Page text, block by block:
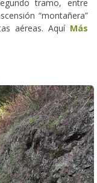
tramo, entre
“montañera”
aéreas. Aquí Más